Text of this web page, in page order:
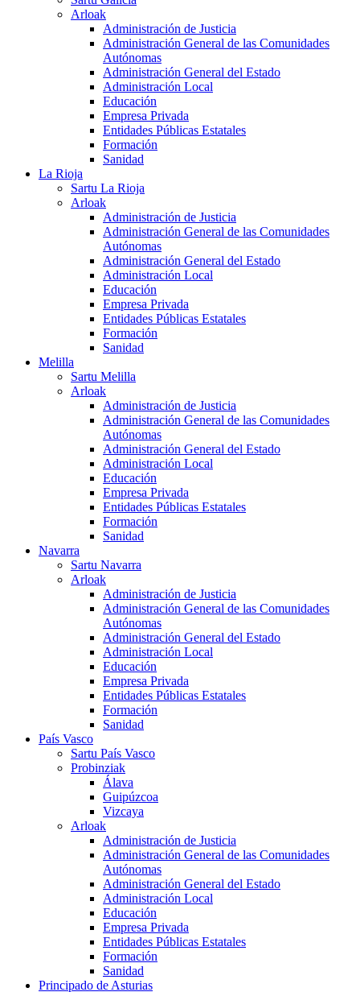
Arloak
Administración de Justicia
Administración General de las Comunidades
Autónomas
Administración General del Estado
Administración Local
Educación
Empresa Privada
Entidades Públicas Estatales
Formación
Sanidad
La Rioja
Sartu La Rioja
Arloak
Administración de Justicia
Administración General de las Comunidades
Autónomas
Administración General del Estado
Administración Local
Educación
Empresa Privada
Entidades Públicas Estatales
Formación
Sanidad
Melilla
Sartu Melilla
Arloak
Administración de Justicia
Administración General de las Comunidades
Autónomas
Administración General del Estado
Administración Local
Educación
Empresa Privada
Entidades Públicas Estatales
Formación
Sanidad
Navarra
Sartu Navarra
Arloak
Administración de Justicia
Administración General de las Comunidades
Autónomas
Administración General del Estado
Administración Local
Educación
Empresa Privada
Entidades Públicas Estatales
Formación
Sanidad
País Vasco
Sartu País Vasco
Probinziak
Álava
Guipúzcoa
Vizcaya
Arloak
Administración de Justicia
Administración General de las Comunidades
Autónomas
Administración General del Estado
Administración Local
Educación
Empresa Privada
Entidades Públicas Estatales
Formación
Sanidad
Principado de Asturias